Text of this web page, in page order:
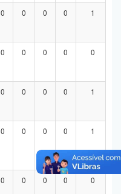
0 0 0 0 1
0 0 0 0 0
0 0 0 0 1
0 0 0 0 1
0 0 0 0 0